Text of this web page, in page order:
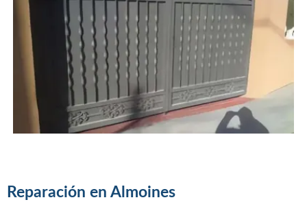
Reparación en Almoines